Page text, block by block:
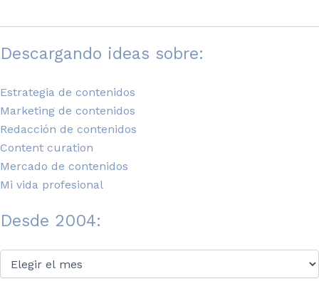
Descargando ideas sobre:
Estrategia de contenidos
Marketing de contenidos
Redacción de contenidos
Content curation
Mercado de contenidos
Mi vida profesional
Desde 2004:
2004: